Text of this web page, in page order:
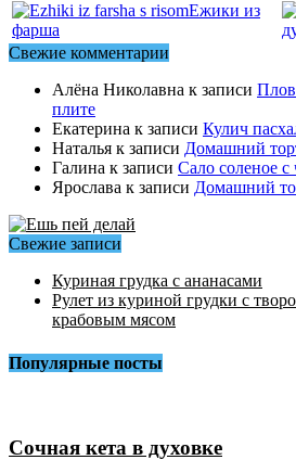
Ежики из
фарша
Свежие комментарии
Алёна Николавна к записи
плите
Екатерина к записи Кулич
Наталья к записи Домашний
Галина к записи Сало соленое с
Ярослава к записи Домашний
Свежие записи
Куриная грудка с ананасами
Рулет из куриной грудки с
крабовым мясом
Популярные посты
Сочная кета в духовке